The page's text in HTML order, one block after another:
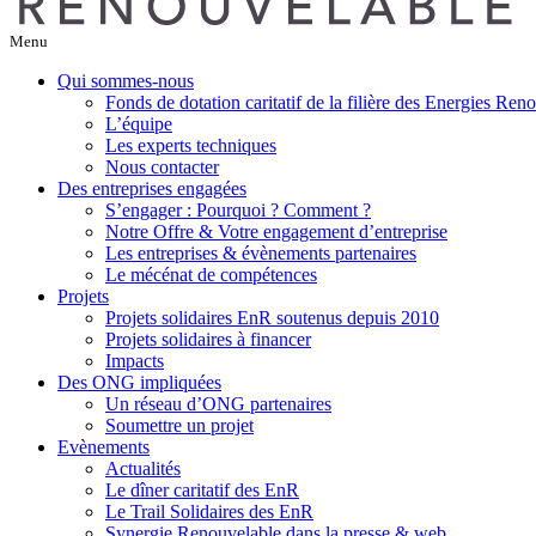
Menu
Qui sommes-nous
Fonds de dotation caritatif de la filière des Energies
L’équipe
Les experts techniques
Nous contacter
Des entreprises engagées
S’engager : Pourquoi ? Comment ?
Notre Offre & Votre engagement d’entreprise
Les entreprises & évènements partenaires
Le mécénat de compétences
Projets
Projets solidaires EnR soutenus depuis 2010
Projets solidaires à financer
Impacts
Des ONG impliquées
Un réseau d’ONG partenaires
Soumettre un projet
Evènements
Actualités
Le dîner caritatif des EnR
Le Trail Solidaires des EnR